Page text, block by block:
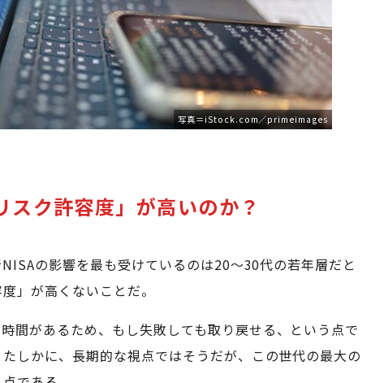
写真＝iStock.com／primeimages
ク許容度」が高いのか？
の影響を最も受けているのは20～30代の若年層だと
」が高くないことだ。
間があるため、もし失敗しても取り戻せる、という点で
しかに、長期的な視点ではそうだが、この世代の最大の